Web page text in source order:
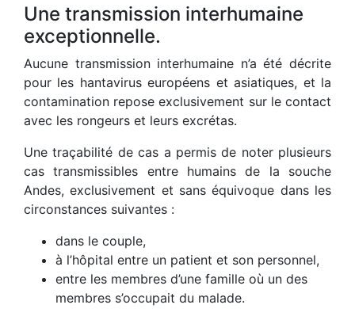
Une transmission interhumaine
exceptionnelle.
Aucune transmission interhumaine n’a été décrite
pour les hantavirus européens et asiatiques, et la
contamination repose exclusivement sur le contact
avec les rongeurs et leurs excrétas.
Une traçabilité de cas a permis de noter plusieurs
cas transmissibles entre humains de la souche
Andes, exclusivement et sans équivoque dans les
circonstances suivantes :
dans le couple,
à l’hôpital entre un patient et son personnel,
entre les membres d’une famille où un des
membres s’occupait du malade.